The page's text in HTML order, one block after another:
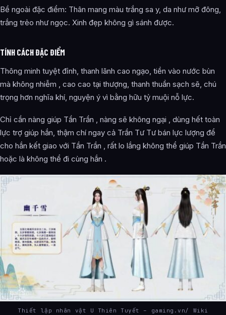
Bề ngoài đặc điểm: Thân mang màu trắng sa y, da như mỡ đông,
trắng trẻo như ngọc. Xinh đẹp không gì sánh được.
TÍNH CÁCH ĐẶC ĐIỂM
Thông minh tuyệt đỉnh, thanh lãnh cao ngạo, tiền vào nước bùn
mà không nhiễm , cao cao tại thượng, thanh thuần sạch sẽ, chú
trọng hơn nghĩa khí, nguyện ý vì bằng hữu tỷ muội nỗ lực.
Chỉ cần nàng giúp Tần Trần , nàng sẽ không ngại , dùng hết toàn
lực trợ giúp hắn, thậm chí ngay cả Trần Tư Tư bán lực lượng để
cho hắn kết giao với Tần Trần , rất lo lắng không thể giúp Tần Trần
hoặc là không thể đi cùng hắn .
Thiết lập nhân vật U Thiên Tuyết – gaming.vn/ Wiki